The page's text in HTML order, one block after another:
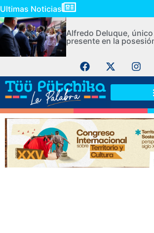
Ultimas Noticias
Alfredo Deluque,
presente en la